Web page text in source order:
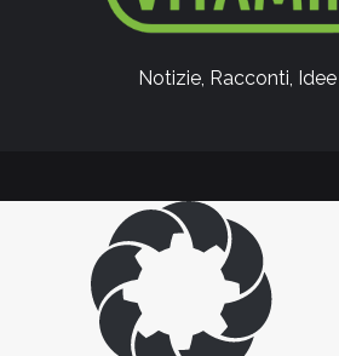
Notizie, Racconti,